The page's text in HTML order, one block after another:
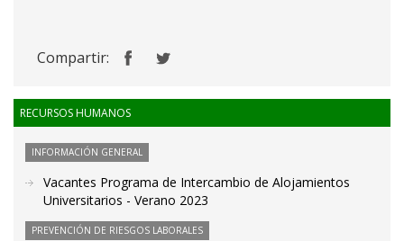
Compartir:
RECURSOS HUMANOS
INFORMACIÓN GENERAL
Vacantes Programa de Intercambio de Alojamientos
Universitarios - Verano 2023
PREVENCIÓN DE RIESGOS LABORALES